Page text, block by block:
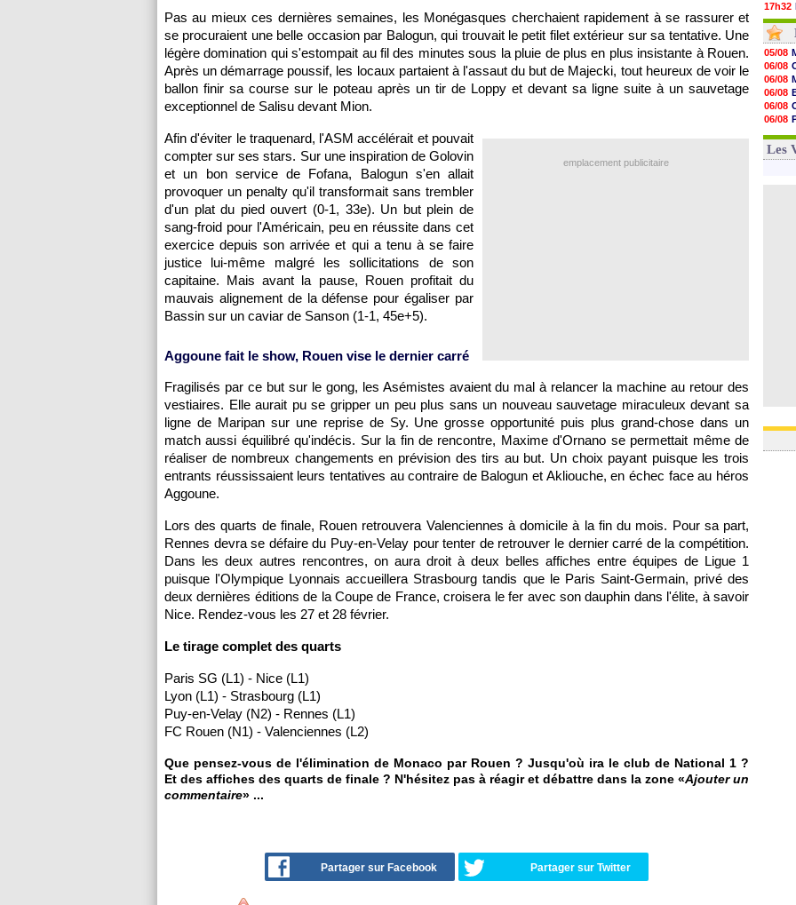
Pas au mieux ces dernières semaines, les Monégasques cherchaient rapidement à se rassurer et
se procuraient une belle occasion par Balogun, qui trouvait le petit filet extérieur sur sa tentative. Une
légère domination qui s'estompait au fil des minutes sous la pluie de plus en plus insistante à Rouen.
Après un démarrage poussif, les locaux partaient à l'assaut du but de Majecki, tout heureux de voir le
ballon finir sa course sur le poteau après un tir de Loppy et devant sa ligne suite à un sauvetage
exceptionnel de Salisu devant Mion.
emplacement publicitaire
Afin d'éviter le traquenard, l'ASM accélérait et pouvait
compter sur ses stars. Sur une inspiration de Golovin
et un bon service de Fofana, Balogun s'en allait
provoquer un penalty qu'il transformait sans trembler
d'un plat du pied ouvert (0-1, 33e). Un but plein de
sang-froid pour l'Américain, peu en réussite dans cet
exercice depuis son arrivée et qui a tenu à se faire
justice lui-même malgré les sollicitations de son
capitaine. Mais avant la pause, Rouen profitait du
mauvais alignement de la défense pour égaliser par
Bassin sur un caviar de Sanson (1-1, 45e+5).
Aggoune fait le show, Rouen vise le dernier carré
Fragilisés par ce but sur le gong, les Asémistes avaient du mal à relancer la machine au retour des
vestiaires. Elle aurait pu se gripper un peu plus sans un nouveau sauvetage miraculeux devant sa
ligne de Maripan sur une reprise de Sy. Une grosse opportunité puis plus grand-chose dans un
match aussi équilibré qu'indécis. Sur la fin de rencontre, Maxime d'Ornano se permettait même de
réaliser de nombreux changements en prévision des tirs au but. Un choix payant puisque les trois
entrants réussissaient leurs tentatives au contraire de Balogun et Akliouche, en échec face au héros
Aggoune.
Lors des quarts de finale, Rouen retrouvera Valenciennes à domicile à la fin du mois. Pour sa part,
Rennes devra se défaire du Puy-en-Velay pour tenter de retrouver le dernier carré de la compétition.
Dans les deux autres rencontres, on aura droit à deux belles affiches entre équipes de Ligue 1
puisque l'Olympique Lyonnais accueillera Strasbourg tandis que le Paris Saint-Germain, privé des
deux dernières éditions de la Coupe de France, croisera le fer avec son dauphin dans l'élite, à savoir
Nice. Rendez-vous les 27 et 28 février.
Le tirage complet des quarts
Paris SG (L1) - Nice (L1)
Lyon (L1) - Strasbourg (L1)
Puy-en-Velay (N2) - Rennes (L1)
FC Rouen (N1) - Valenciennes (L2)
Que pensez-vous de l'élimination de Monaco par Rouen ? Jusqu'où ira le club de National 1 ?
Et des affiches des quarts de finale ? N'hésitez pas à réagir et débattre dans la zone «Ajouter un
commentaire» ...
Partager sur Facebook Partager sur Twitter
17h32
17h16
16h59
16h37
16h33
16h27
16h22
16h07
15h46
15h41
15h20
14h55
05/08
06/08
06/08
06/08
06/08
06/08
06/08
Les